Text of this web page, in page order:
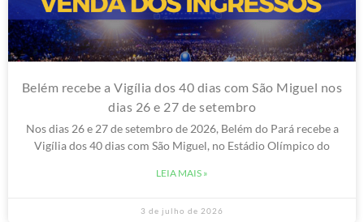
Belém recebe a Vigília dos 40 dias com São Miguel nos
dias 26 e 27 de setembro
Nos dias 26 e 27 de setembro de 2026, Belém do Pará recebe a
Vigília dos 40 dias com São Miguel, no Estádio Olímpico do
LEIA MAIS »
3 de julho de 2026